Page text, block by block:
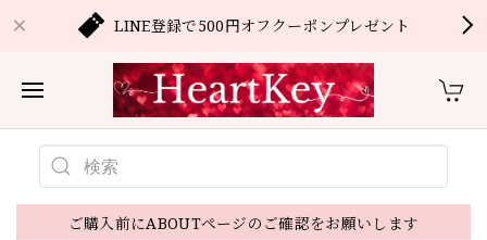
LINE登録で500円オフクーポンプレゼント
ご購入前にABOUTページのご確認をお願いします